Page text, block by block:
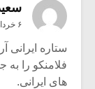
۶ خرداد ۱۳۸۷ در ۳:۱۴ ب٫ظ
ستاره
فلامنکو را به
های ایرانی.